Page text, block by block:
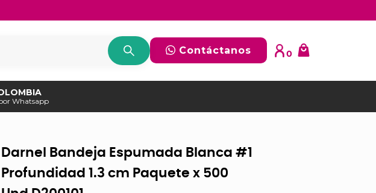
Contáctanos 0
Whatsapp
Darnel Bandeja Espumada Blanca #1
Profundidad 1.3 cm Paquete x 500